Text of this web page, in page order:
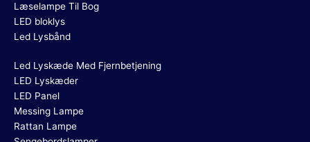
Læselampe Til Bog
LED bloklys
Led Lysbånd
Led Lyskæde Med Fjernbetjening
LED Lyskæder
LED Panel
Messing Lampe
Rattan Lampe